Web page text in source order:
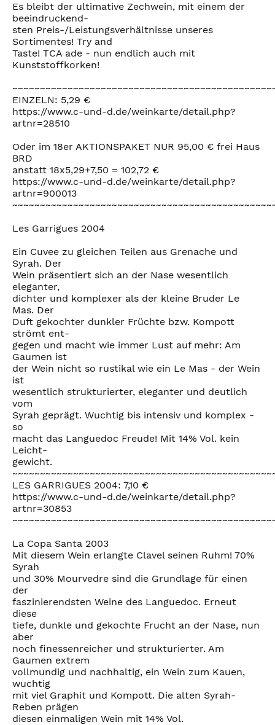
Es bleibt der ultimative Zechwein, mit einem der
beeindruckend-
sten Preis-/Leistungsverhältnisse unseres
Sortimentes! Try and
Taste! TCA ade - nun endlich auch mit
Kunststoffkorken!
EINZELN: 5,29 €
https://www.c-und-d.de/weinkarte/detail.php?
artnr=28510
Oder im 18er AKTIONSPAKET NUR 95,00 € frei Haus
BRD
anstatt 18x5,29+7,50 = 102,72 €
https://www.c-und-d.de/weinkarte/detail.php?
artnr=900013
Les Garrigues 2004
Ein Cuvee zu gleichen Teilen aus Grenache und
Syrah. Der
Wein präsentiert sich an der Nase wesentlich
eleganter,
dichter und komplexer als der kleine Bruder Le
Mas. Der
Duft gekochter dunkler Früchte bzw. Kompott
strömt ent-
gegen und macht wie immer Lust auf mehr: Am
Gaumen ist
der Wein nicht so rustikal wie ein Le Mas - der Wein
ist
wesentlich strukturierter, eleganter und deutlich
vom
Syrah geprägt. Wuchtig bis intensiv und komplex -
so
macht das Languedoc Freude! Mit 14% Vol. kein
Leicht-
gewicht.
LES GARRIGUES 2004: 7,10 €
https://www.c-und-d.de/weinkarte/detail.php?
artnr=30853
La Copa Santa 2003
Mit diesem Wein erlangte Clavel seinen Ruhm! 70%
Syrah
und 30% Mourvedre sind die Grundlage für einen
der
faszinierendsten Weine des Languedoc. Erneut
diese
tiefe, dunkle und gekochte Frucht an der Nase, nun
aber
noch finessenreicher und strukturierter. Am
Gaumen extrem
vollmundig und nachhaltig, ein Wein zum Kauen,
wuchtig
mit viel Graphit und Kompott. Die alten Syrah-
Reben prägen
diesen einmaligen Wein mit 14% Vol.